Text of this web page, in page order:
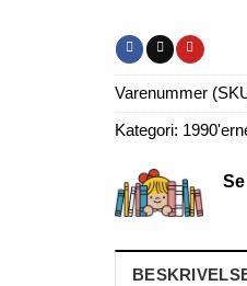
Varenummer
Kategori: